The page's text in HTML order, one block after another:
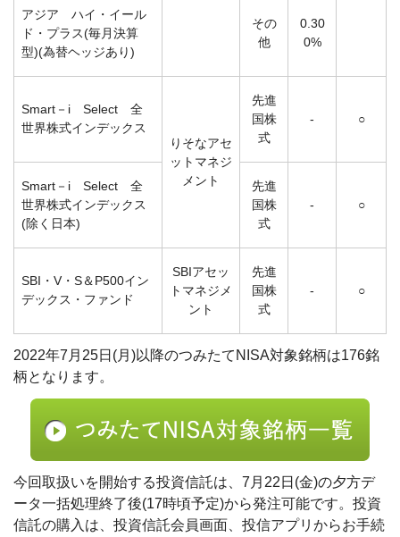
アジア ハイ・イール
ド・プラス(毎月決算
型)(為替ヘッジあり)
その
他
0.30
0%
Smart－i Select 全
世界株式インデックス
りそなアセ
ットマネジ
メント
先進
国株
式
- ○
Smart－i Select 全
世界株式インデックス
(除く日本)
先進
国株
式
- ○
SBI・V・S＆P500イン
デックス・ファンド
SBIアセッ
トマネジメ
ント
先進
国株
式
- ○
2022年7月25日(月)以降のつみたてNISA対象銘柄は176銘
柄となります。
今回取扱いを開始する投資信託は、7月22日(金)の夕方デ
ータ一括処理終了後(17時頃予定)から発注可能です。投資
信託の購入は、投資信託会員画面、投信アプリからお手続